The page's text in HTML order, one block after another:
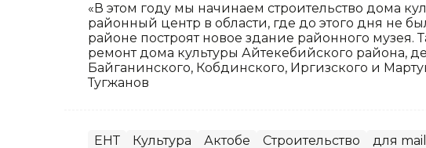
«В этом году мы начинаем строительство дома
районный центр в области, где до этого дня не
районе построят новое здание районного музея.
ремонт дома культуры Айтекебийского района,
Байганинского, Кобдинского, Иргизского и
Тугжанов
ЕНТ Культура Актобе Строительство для